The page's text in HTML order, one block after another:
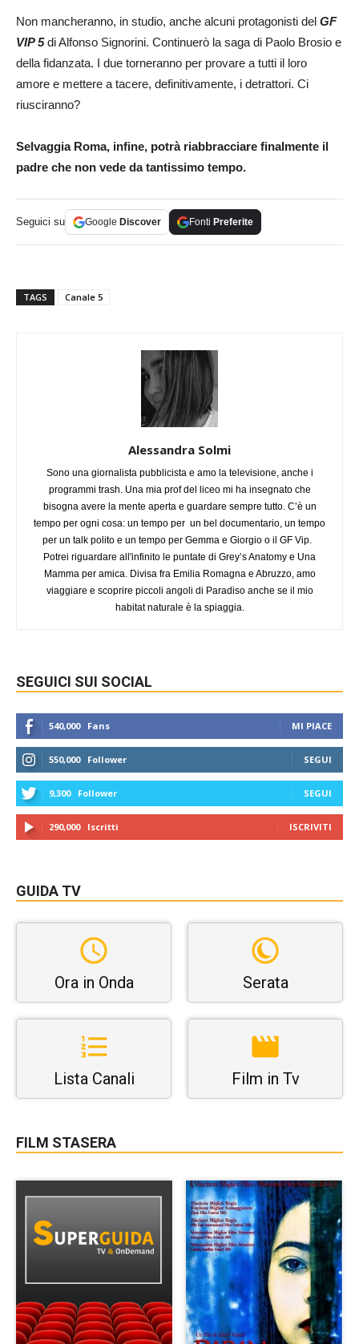
Non mancheranno, in studio, anche alcuni protagonisti del GF
VIP 5 di Alfonso Signorini. Continuerò la saga di Paolo Brosio e
della fidanzata. I due torneranno per provare a tutti il loro
amore e mettere a tacere, definitivamente, i detrattori. Ci
riusciranno?
Selvaggia Roma, infine, potrà riabbracciare finalmente il
padre che non vede da tantissimo tempo.
Seguici su Google Discover Fonti Preferite
TAGS Canale 5
Alessandra Solmi
Sono una giornalista pubblicista e amo la televisione, anche i
programmi trash. Una mia prof del liceo mi ha insegnato che
bisogna avere la mente aperta e guardare sempre tutto. C’è un
tempo per ogni cosa: un tempo per un bel documentario, un tempo
per un talk polito e un tempo per Gemma e Giorgio o il GF Vip.
Potrei riguardare all'infinito le puntate di Grey’s Anatomy e Una
Mamma per amica. Divisa fra Emilia Romagna e Abruzzo, amo
viaggiare e scoprire piccoli angoli di Paradiso anche se il mio
habitat naturale è la spiaggia.
SEGUICI SUI SOCIAL
540,000 Fans MI PIACE
550,000 Follower SEGUI
9,300 Follower SEGUI
290,000 Iscritti ISCRIVITI
GUIDA TV
Ora in Onda Serata
Lista Canali Film in Tv
FILM STASERA